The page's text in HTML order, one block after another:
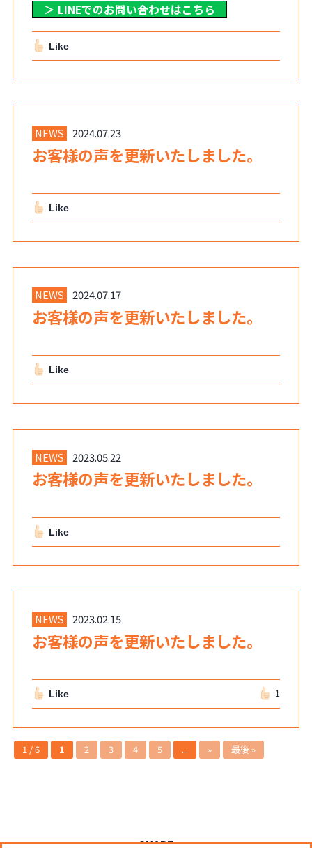
＞ LINEでのお問い合わせはこちら
Like
NEWS 2024.07.23
お客様の声を更新いたしました。
Like
NEWS 2024.07.17
お客様の声を更新いたしました。
Like
NEWS 2023.05.22
お客様の声を更新いたしました。
Like
NEWS 2023.02.15
お客様の声を更新いたしました。
Like 1
1 / 6 1 2 3 4 5 ... » 最後 »